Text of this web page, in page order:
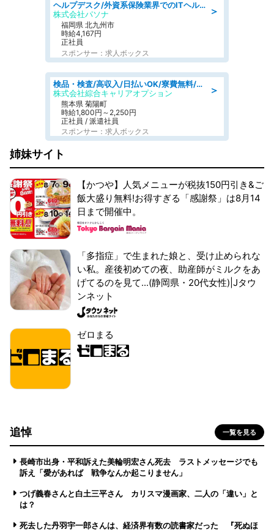
＞
ヘルプデスク/外資系保険業界でのITヘルプデスク業務/駅近/即日勤務可/ヘルプデスク
株式会社パソナ
福岡県 北九州市
時給4,167円
正社員
スポンサー：求人ボックス
＞
検品・検査/高収入/日払いOK/寮費無料/日勤/20・30・40代活躍中
株式会社綜合キャリアオプション
熊本県 菊陽町
時給1,800円～2,250円
正社員 / 派遣社員
スポンサー：求人ボックス
姉妹サイト
【かつや】人気メニューが税抜150円引き&ご
飯大盛り無料!お得すぎる「感謝祭」は8月14
日まで開催中。
「多指症」で生まれた娘と、受け止められな
い私。産後初めての夜、助産師がミルクをあ
げてるのを見て...(静岡県・20代女性)|Jタウ
ンネット
ゼロまる
追悼 一覧を見る
長崎市出身・平和訴えた美輪明宏さん死去 ラストメッセージでも
訴え「愛があれば 戦争なんか起こりません」
つげ義春さんと白土三平さん カリスマ漫画家、二人の「違い」と
は？
死去した丹羽宇一郎さんは、経済界有数の読書家だった 『死ぬほ